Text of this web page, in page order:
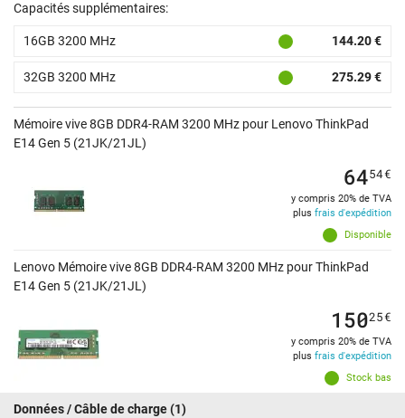
Capacités supplémentaires:
16GB 3200 MHz 144.20 €
32GB 3200 MHz 275.29 €
Mémoire vive 8GB DDR4-RAM 3200 MHz pour Lenovo ThinkPad
E14 Gen 5 (21JK/21JL)
Disponible
6454€
y compris 20% de TVA
plus frais d'expédition
Lenovo Mémoire vive 8GB DDR4-RAM 3200 MHz pour ThinkPad
E14 Gen 5 (21JK/21JL)
Stock bas
15025€
y compris 20% de TVA
plus frais d'expédition
Données / Câble de charge(1)